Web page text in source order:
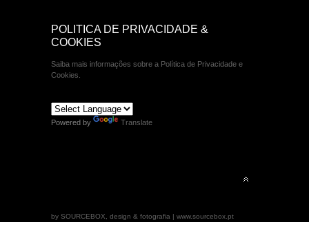
POLITICA DE PRIVACIDADE &
COOKIES
Saiba mais informações sobre a Política de Privacidade e
Cookies.
Powered by Translate
by SOURCEBOX, design & fotografia | www.sourcebox.pt